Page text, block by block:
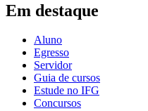
Em destaque
Aluno
Egresso
Servidor
Guia de cursos
Estude no IFG
Concursos